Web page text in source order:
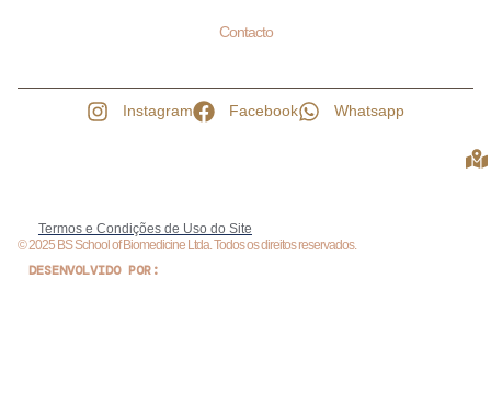
Contacto
Instagram Facebook Whatsapp
Termos e Condições de Uso do Site
© 2025 BS School of Biomedicine Ltda. Todos os direitos reservados.
DESENVOLVIDO POR: